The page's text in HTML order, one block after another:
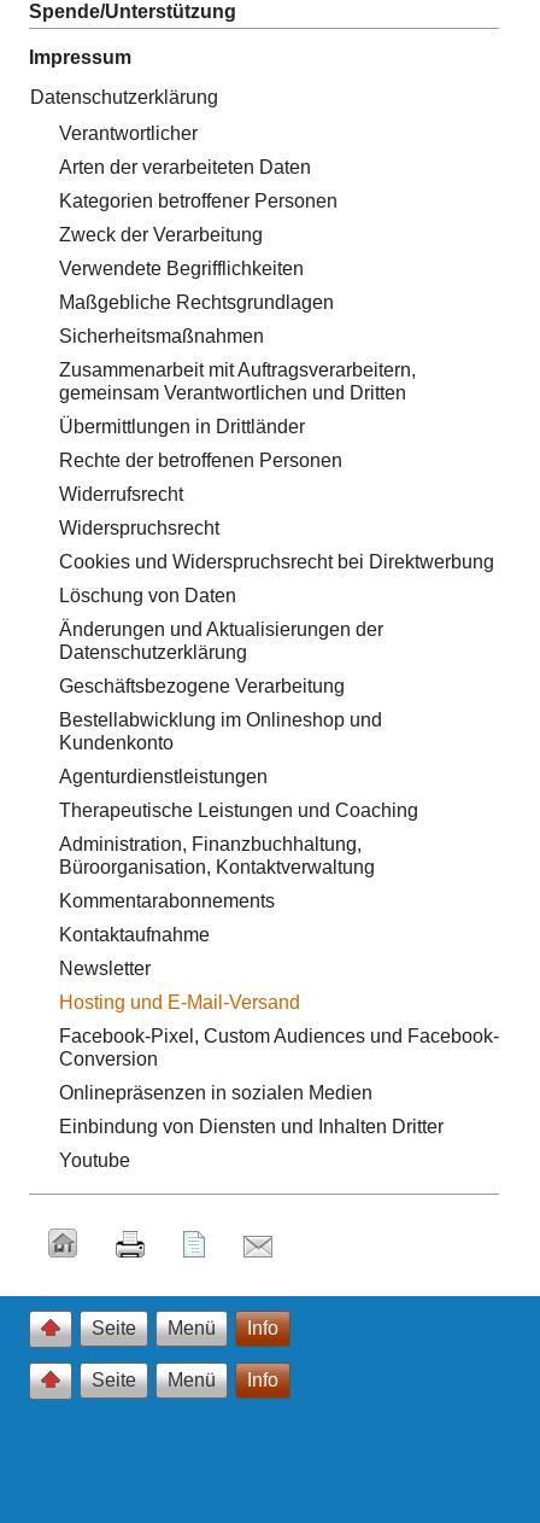
Spende/Unterstützung
Impressum
Datenschutzerklärung
Verantwortlicher
Arten der verarbeiteten Daten
Kategorien betroffener Personen
Zweck der Verarbeitung
Verwendete Begrifflichkeiten
Maßgebliche Rechtsgrundlagen
Sicherheitsmaßnahmen
Zusammenarbeit mit Auftragsverarbeitern,
gemeinsam Verantwortlichen und Dritten
Übermittlungen in Drittländer
Rechte der betroffenen Personen
Widerrufsrecht
Widerspruchsrecht
Cookies und Widerspruchsrecht bei Direktwerbung
Löschung von Daten
Änderungen und Aktualisierungen der
Datenschutzerklärung
Geschäftsbezogene Verarbeitung
Bestellabwicklung im Onlineshop und
Kundenkonto
Agenturdienstleistungen
Therapeutische Leistungen und Coaching
Administration, Finanzbuchhaltung,
Büroorganisation, Kontaktverwaltung
Kommentarabonnements
Kontaktaufnahme
Newsletter
Hosting und E-Mail-Versand
Facebook-Pixel, Custom Audiences und Facebook-
Conversion
Onlinepräsenzen in sozialen Medien
Einbindung von Diensten und Inhalten Dritter
Youtube
Seite Menü Info
Seite Menü Info